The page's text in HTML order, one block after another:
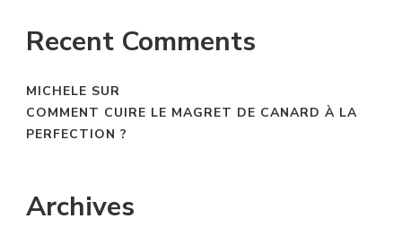
Recent Comments
MICHELE SUR
COMMENT CUIRE LE MAGRET DE CANARD À LA
PERFECTION ?
Archives